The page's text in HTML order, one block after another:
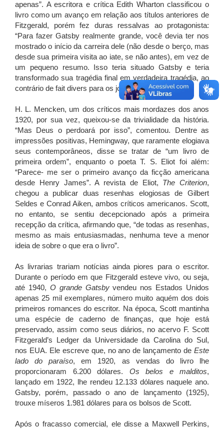
apenas”. A escritora e crítica Edith Wharton classificou o
livro como um avanço em relação aos títulos anteriores de
Fitzgerald, porém fez duras ressalvas ao protagonista:
“Para fazer Gatsby realmente grande, você devia ter nos
mostrado o início da carreira dele (não desde o berço, mas
desde sua primeira visita ao iate, se não antes), em vez de
um pequeno resumo. Isso teria situado Gatsby e teria
transformado sua tragédia final em verdadeira tragédia, ao
contrário de fait divers para os jornais”, escreveu Edith.
H. L. Mencken, um dos críticos mais mordazes dos anos
1920, por sua vez, queixou-se da trivialidade da história.
“Mas Deus o perdoará por isso”, comentou. Dentre as
impressões positivas, Hemingway, que raramente elogiava
seus contemporâneos, disse se tratar de “um livro de
primeira ordem”, enquanto o poeta T. S. Eliot foi além:
“Parece- me ser o primeiro avanço da ficção americana
desde Henry James”. A revista de Eliot, The Criterion,
chegou a publicar duas resenhas elogiosas de Gilbert
Seldes e Conrad Aiken, ambos críticos americanos. Scott,
no entanto, se sentiu decepcionado após a primeira
recepção da crítica, afirmando que, “de todas as resenhas,
mesmo as mais entusiasmadas, nenhuma teve a menor
ideia de sobre o que era o livro”.
As livrarias trariam notícias ainda piores para o escritor.
Durante o período em que Fitzgerald esteve vivo, ou seja,
até 1940, O grande Gatsbyvendeu nos Estados Unidos
apenas 25 mil exemplares, número muito aquém dos dois
primeiros romances do escritor. Na época, Scott mantinha
uma espécie de caderno de finanças, que hoje está
preservado, assim como seus diários, no acervo F. Scott
Fitzgerald’s Ledger da Universidade da Carolina do Sul,
nos EUA. Ele escreve que, no ano de lançamento de Este
lado do paraíso, em 1920, as vendas do livro lhe
proporcionaram 6.200 dólares. Os belos e malditos,
lançado em 1922, lhe rendeu 12.133 dólares naquele ano.
Gatsby, porém, passado o ano de lançamento (1925),
trouxe míseros 1.981 dólares para os bolsos de Scott.
Após o fracasso comercial, ele disse a Maxwell Perkins,